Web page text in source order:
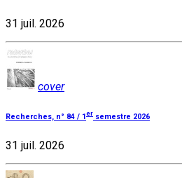
31 juil. 2026
cover
Recherches, n° 84 / 1 er semestre 2026
31 juil. 2026